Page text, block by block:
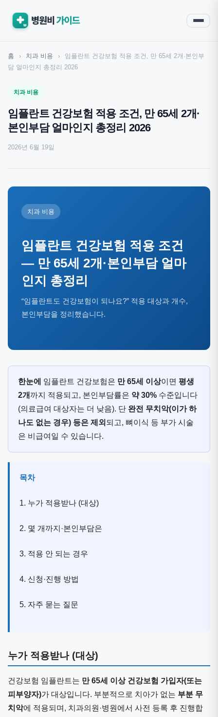
홈 › 치과 비용 ›
임플란트 건강보험 적용 조건, 만 65세 2개·본인부
담 얼마인지 총정리 2026
치과 비용
임플란트 건강보험 적용 조건, 만 65세 2개·
본인부담 얼마인지 총정리 2026
2026년 6월 19일
치과 비용
임플란트 건강보험 적용 조건
— 만 65세 2개·본인부담 얼마
인지 총정리
“임플란트도 건강보험이 되나요?” 적용 대상과 개수,
본인부담을 정리했습니다.
한눈에 임플란트 건강보험은 만 65세 이상이면 평생
2개 까지 적용되고, 본인부담률은 약 30% 수준입니다
(의료급여 대상자는 더 낮음). 단 완전 무치악(이가 하
나도 없는 경우) 등은 제외 되고, 뼈이식 등 부가 시술
은 비급여일 수 있습니다.
목차
1. 누가 적용받나 (대상)
2. 몇 개까지·본인부담은
3. 적용 안 되는 경우
4. 신청·진행 방법
5. 자주 묻는 질문
누가 적용받나 (대상)
건강보험 임플란트는 만 65세 이상 건강보험 가입자(또는
피부양자)가 대상입니다. 부분적으로 치아가 없는 부분 무
치악에 적용되며, 치과의원·병원에서 사전 등록 후 진행합